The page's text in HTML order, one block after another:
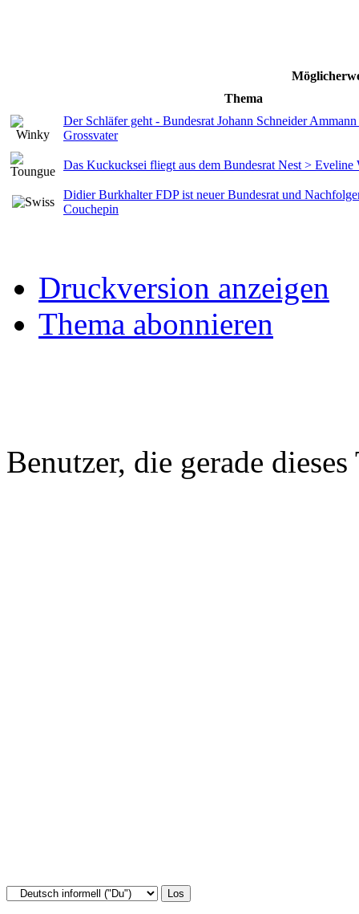
Thema
Der Schläfer geht - Bundesrat Johann Schneider
Grossvater
Das Kuckucksei fliegt aus dem Bundesrat Nest > Eveline
Didier Burkhalter FDP ist neuer Bundesrat und
Couchepin
Druckversion anzeigen
Thema abonnieren
Benutzer, die gerade